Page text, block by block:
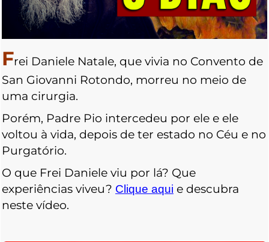
Frei Daniele Natale, que vivia no Convento de
San Giovanni Rotondo, morreu no meio de
uma cirurgia.
Porém, Padre Pio intercedeu por ele e ele
voltou à vida, depois de ter estado no Céu e no
Purgatório.
O que Frei Daniele viu por lá? Que
experiências viveu? Clique aqui e descubra
neste vídeo.